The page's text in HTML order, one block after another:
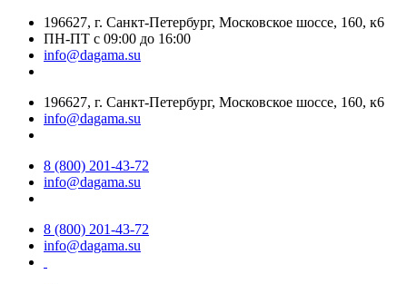
196627, г. Санкт-Петербург, Московское шоссе, 160, к6
ПН-ПТ с 09:00 до 16:00
info@dagama.su
196627, г. Санкт-Петербург, Московское шоссе, 160, к6
info@dagama.su
8 (800) 201-43-72
info@dagama.su
8 (800) 201-43-72
info@dagama.su